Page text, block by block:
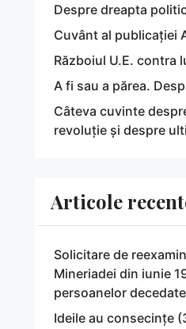
Despre dreapta
Cuvânt al publicației
Războiul U.E. contra
A fi sau a părea.
Câteva cuvinte
revoluție și despre
Articole
Solicitare de
Mineriadei din iunie
persoanelor
Ideile au consecințe